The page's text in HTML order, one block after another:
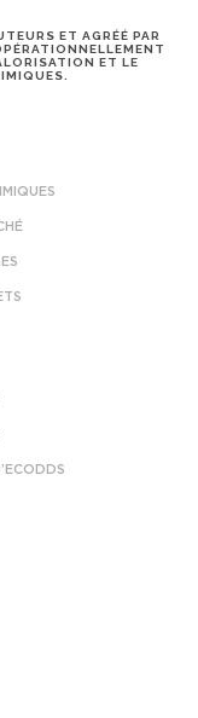
ET AGRÉÉ PAR
ET LE